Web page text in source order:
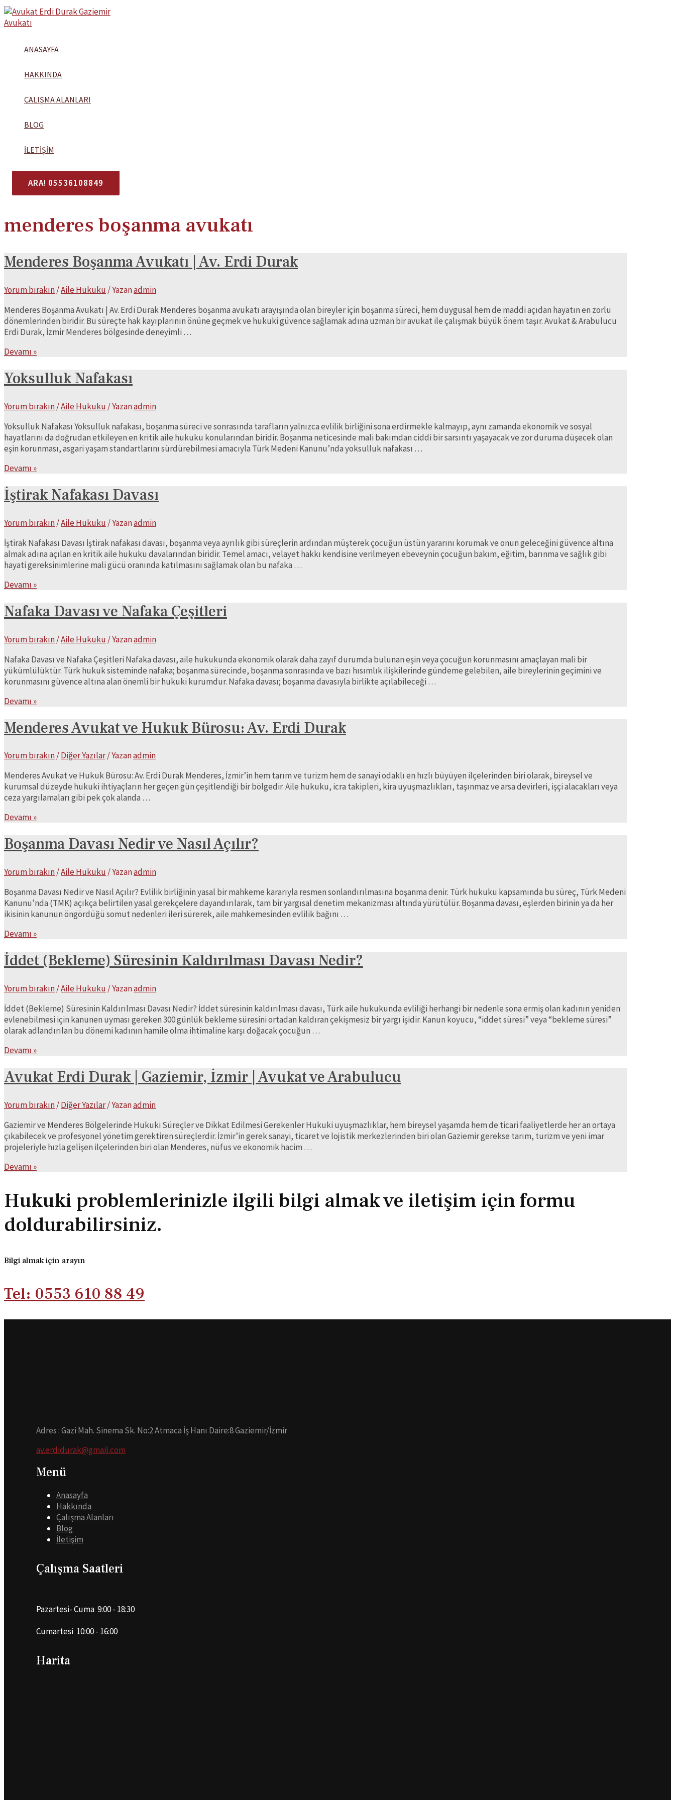
İçeriğe
atla
ANASAYFA
HAKKINDA
ÇALIŞMA ALANLARI
BLOG
İLETIŞIM
ARA! 05536108849
menderes boşanma avukatı
Menderes Boşanma Avukatı | Av. Erdi Durak
Yorum bırakın/Aile Hukuku / Yazanadmin
Menderes Boşanma Avukatı | Av. Erdi Durak Menderes boşanma avukatı arayışında olan bireyler için boşanma süreci, hem duygusal hem de maddi açıdan hayatın en zorlu
dönemlerinden biridir. Bu süreçte hak kayıplarının önüne geçmek ve hukuki güvence sağlamak adına uzman bir avukat ile çalışmak büyük önem taşır. Avukat & Arabulucu
Erdi Durak, İzmir Menderes bölgesinde deneyimli …
Menderes
Avukatı
|
Erdi
Devamı »
Yoksulluk Nafakası
Yorum bırakın/Aile Hukuku / Yazanadmin
Yoksulluk Nafakası Yoksulluk nafakası, boşanma süreci ve sonrasında tarafların yalnızca evlilik birliğini sona erdirmekle kalmayıp, aynı zamanda ekonomik ve sosyal
hayatlarını da doğrudan etkileyen en kritik aile hukuku konularından biridir. Boşanma neticesinde mali bakımdan ciddi bir sarsıntı yaşayacak ve zor duruma düşecek olan
eşin korunması, asgari yaşam standartlarını sürdürebilmesi amacıyla Türk Medeni Kanunu’nda yoksulluk nafakası …
Yoksulluk
Devamı »
İştirak Nafakası Davası
Yorum bırakın/Aile Hukuku / Yazanadmin
İştirak Nafakası Davası İştirak nafakası davası, boşanma veya ayrılık gibi süreçlerin ardından müşterek çocuğun üstün yararını korumak ve onun geleceğini güvence altına
almak adına açılan en kritik aile hukuku davalarından biridir. Temel amacı, velayet hakkı kendisine verilmeyen ebeveynin çocuğun bakım, eğitim, barınma ve sağlık gibi
hayati gereksinimlerine mali gücü oranında katılmasını sağlamak olan bu nafaka …
İştirak
Davası
Devamı »
Nafaka Davası ve Nafaka Çeşitleri
Yorum bırakın/Aile Hukuku / Yazanadmin
Nafaka Davası ve Nafaka Çeşitleri Nafaka davası, aile hukukunda ekonomik olarak daha zayıf durumda bulunan eşin veya çocuğun korunmasını amaçlayan mali bir
yükümlülüktür. Türk hukuk sisteminde nafaka; boşanma sürecinde, boşanma sonrasında ve bazı hısımlık ilişkilerinde gündeme gelebilen, aile bireylerinin geçimini ve
korunmasını güvence altına alan önemli bir hukuki kurumdur. Nafaka davası; boşanma davasıyla birlikte açılabileceği …
Nafaka
ve
Nafaka
Devamı »
Menderes Avukat ve Hukuk Bürosu: Av. Erdi Durak
Yorum bırakın/Diğer Yazılar/ Yazanadmin
Menderes Avukat ve Hukuk Bürosu: Av. Erdi Durak Menderes, İzmir’in hem tarım ve turizm hem de sanayi odaklı en hızlı büyüyen ilçelerinden biri olarak, bireysel ve
kurumsal düzeyde hukuki ihtiyaçların her geçen gün çeşitlendiği bir bölgedir. Aile hukuku, icra takipleri, kira uyuşmazlıkları, taşınmaz ve arsa devirleri, işçi alacakları veya
ceza yargılamaları gibi pek çok alanda …
Menderes
ve
Hukuk
Av.
Durak
Devamı »
Boşanma Davası Nedir ve Nasıl Açılır?
Yorum bırakın/Aile Hukuku / Yazanadmin
Boşanma Davası Nedir ve Nasıl Açılır? Evlilik birliğinin yasal bir mahkeme kararıyla resmen sonlandırılmasına boşanma denir. Türk hukuku kapsamında bu süreç, Türk Medeni
Kanunu’nda (TMK) açıkça belirtilen yasal gerekçelere dayandırılarak, tam bir yargısal denetim mekanizması altında yürütülür. Boşanma davası, eşlerden birinin ya da her
ikisinin kanunun öngördüğü somut nedenleri ileri sürerek, aile mahkemesinden evlilik bağını …
Boşanma
Nedir
ve
Açılır?
Devamı »
İddet (Bekleme) Süresinin Kaldırılması Davası Nedir?
Yorum bırakın/Aile Hukuku / Yazanadmin
İddet (Bekleme) Süresinin Kaldırılması Davası Nedir? İddet süresinin kaldırılması davası, Türk aile hukukunda evliliği herhangi bir nedenle sona ermiş olan kadının yeniden
evlenebilmesi için kanunen uyması gereken 300 günlük bekleme süresini ortadan kaldıran çekişmesiz bir yargı işidir. Kanun koyucu, “iddet süresi” veya “bekleme süresi”
olarak adlandırılan bu dönemi kadının hamile olma ihtimaline karşı doğacak çocuğun …
İddet
Süresinin
Kaldırılması
Nedir?
Devamı »
Avukat Erdi Durak | Gaziemir, İzmir | Avukat ve Arabulucu
Yorum bırakın/Diğer Yazılar/ Yazanadmin
Gaziemir ve Menderes Bölgelerinde Hukuki Süreçler ve Dikkat Edilmesi Gerekenler Hukuki uyuşmazlıklar, hem bireysel yaşamda hem de ticari faaliyetlerde her an ortaya
çıkabilecek ve profesyonel yönetim gerektiren süreçlerdir. İzmir’in gerek sanayi, ticaret ve lojistik merkezlerinden biri olan Gaziemir gerekse tarım, turizm ve yeni imar
projeleriyle hızla gelişen ilçelerinden biri olan Menderes, nüfus ve ekonomik hacim …
Avukat
Gaziemir,
İzmir
|
Arabulucu
Devamı »
Hukuki problemlerinizle ilgili bilgi almak ve iletişim için formu
doldurabilirsiniz.
Bilgi almak için arayın
Tel: 0553 610 88 49
Adres : Gazi Mah. Sinema Sk. No:2 Atmaca İş Hanı Daire:8 Gaziemir/İzmir
av.erdidurak@gmail.com
Menü
Anasayfa
Hakkında
Çalışma Alanları
Blog
İletişim
Çalışma Saatleri
Pazartesi- Cuma 9:00 - 18:30
Cumartesi 10:00 - 16:00
Harita